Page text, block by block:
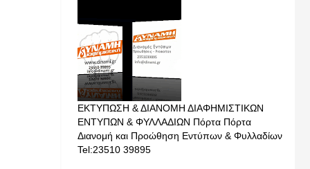
ΕΚΤΥΠΩΣΗ & ΔΙΑΝΟΜΗ ΔΙΑΦΗΜΙΣΤΙΚΩΝ
ΕΝΤΥΠΩΝ & ΦΥΛΛΑΔΙΩΝ Πόρτα Πόρτα
Διανομή και Προώθηση Εντύπων & Φυλλαδίων
Tel:23510 39895